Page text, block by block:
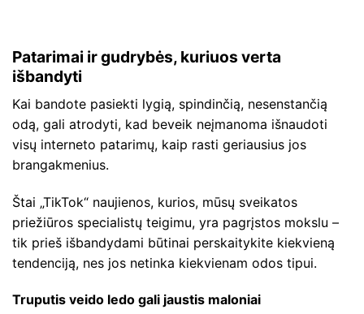
Patarimai ir gudrybės, kuriuos verta
išbandyti
Kai bandote pasiekti lygią, spindinčią, nesenstančią
odą, gali atrodyti, kad beveik neįmanoma išnaudoti
visų interneto patarimų, kaip rasti geriausius jos
brangakmenius.
Štai „TikTok“ naujienos, kurios, mūsų sveikatos
priežiūros specialistų teigimu, yra pagrįstos mokslu –
tik prieš išbandydami būtinai perskaitykite kiekvieną
tendenciją, nes jos netinka kiekvienam odos tipui.
Truputis veido ledo gali jaustis maloniai